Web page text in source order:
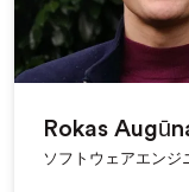
Rokas
ソフトウェアエンジ